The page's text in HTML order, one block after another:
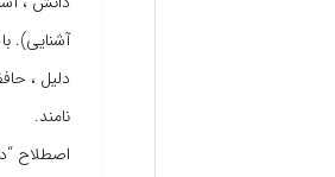
آشنایی).
دلیل ،
نامند.
اصطلاح